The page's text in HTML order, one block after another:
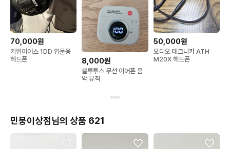
70,000원
키위이어스 1DD 입문용
헤드폰
8,000원
블루투스 무선 이어폰 음
악 뮤직
50,000원
오디오 테크니카 ATH
M20X 헤드폰
민붕이상점님의 상품 621